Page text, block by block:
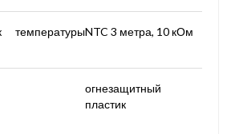
температурыNTC 3 метра, 10 кОм
огнезащитный
пластик